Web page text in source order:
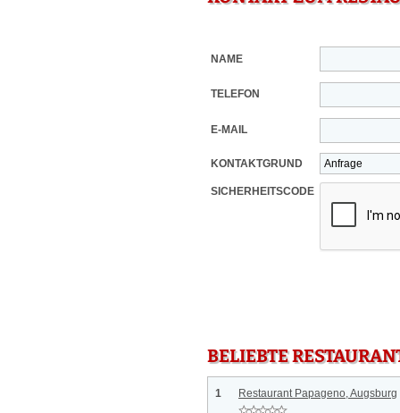
NAME
TELEFON
E-MAIL
KONTAKTGRUND
SICHERHEITSCODE
BELIEBTE
1 Restaurant Papageno, Augsburg